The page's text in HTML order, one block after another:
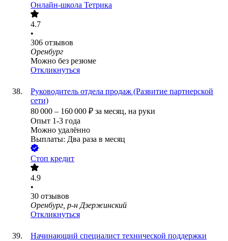
Онлайн-школа Тетрика
4.7
•
306 отзывов
Оренбург
Можно без резюме
Откликнуться
Руководитель отдела продаж (Развитие партнерской
сети)
80 000 – 160 000 ₽ за месяц, на руки
Опыт 1-3 года
Можно удалённо
Выплаты: Два раза в месяц
Стоп кредит
4.9
•
30 отзывов
Оренбург, р-н Дзержинский
Откликнуться
Начинающий специалист технической поддержки